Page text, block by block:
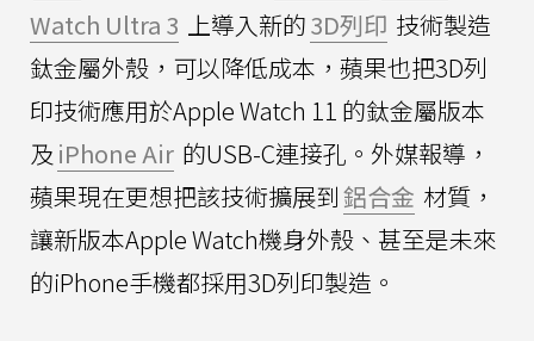
Watch Ultra 3 上導入新的3D列印 技術製造
鈦金屬外殼，可以降低成本，蘋果也把3D列
印技術應用於Apple Watch 11 的鈦金屬版本
及 iPhone Air 的USB-C連接孔。外媒報導，
蘋果現在更想把該技術擴展到鋁合金 材質，
讓新版本Apple Watch機身外殼、甚至是未來
的iPhone手機都採用3D列印製造。